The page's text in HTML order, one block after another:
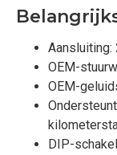
OEM-
OEM-
DIP-